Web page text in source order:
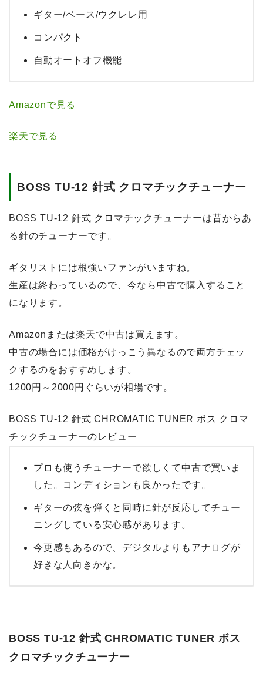
ギター/ベース/ウクレレ用
コンパクト
自動オートオフ機能
Amazonで見る
楽天で見る
BOSS TU-12 針式 クロマチックチューナー
BOSS TU-12 針式 クロマチックチューナーは昔からあ
る針のチューナーです。
ギタリストには根強いファンがいますね。
生産は終わっているので、今なら中古で購入すること
になります。
Amazonまたは楽天で中古は買えます。
中古の場合には価格がけっこう異なるので両方チェッ
クするのをおすすめします。
1200円～2000円ぐらいが相場です。
BOSS TU-12 針式 CHROMATIC TUNER ボス クロマ
チックチューナーのレビュー
プロも使うチューナーで欲しくて中古で買いま
した。コンディションも良かったです。
ギターの弦を弾くと同時に針が反応してチュー
ニングしている安心感があります。
今更感もあるので、デジタルよりもアナログが
好きな人向きかな。
BOSS TU-12 針式 CHROMATIC TUNER ボス
クロマチックチューナー